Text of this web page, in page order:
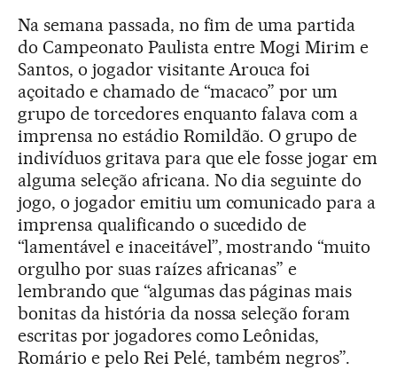
Na semana passada, no fim de uma partida
do Campeonato Paulista entre Mogi Mirim e
Santos, o jogador visitante Arouca foi
açoitado e chamado de “macaco” por um
grupo de torcedores enquanto falava com a
imprensa no estádio Romildão. O grupo de
indivíduos gritava para que ele fosse jogar em
alguma seleção africana. No dia seguinte do
jogo, o jogador emitiu um comunicado para a
imprensa qualificando o sucedido de
“lamentável e inaceitável”, mostrando “muito
orgulho por suas raízes africanas” e
lembrando que “algumas das páginas mais
bonitas da história da nossa seleção foram
escritas por jogadores como Leônidas,
Romário e pelo Rei Pelé, também negros”.